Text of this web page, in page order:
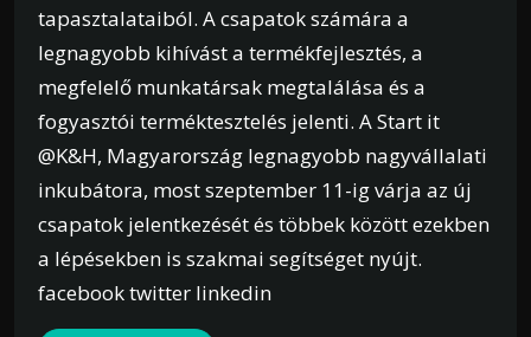
tapasztalataiból. A csapatok számára a
legnagyobb kihívást a termékfejlesztés, a
megfelelő munkatársak megtalálása és a
fogyasztói terméktesztelés jelenti. A Start it
@K&H, Magyarország legnagyobb nagyvállalati
inkubátora, most szeptember 11-ig várja az új
csapatok jelentkezését és többek között ezekben
a lépésekben is szakmai segítséget nyújt.
facebook twitter linkedin